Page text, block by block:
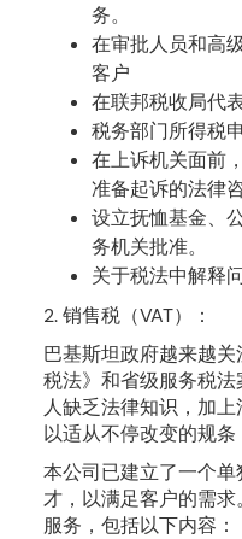
务。
在审批人员和高
客户
在联邦税收局代表
税务部门所得税
在上诉机关面前
准备起诉的法律咨
设立抚恤基金、
务机关批准。
关于税法中解释
2. 销售税（VAT）：
巴基斯坦政府越来越
税法》和省级服务税
人缺乏法律知识，加
以适从不停改变的规条
本公司已建立了一个
才，以满足客户的需
服务，包括以下内容：